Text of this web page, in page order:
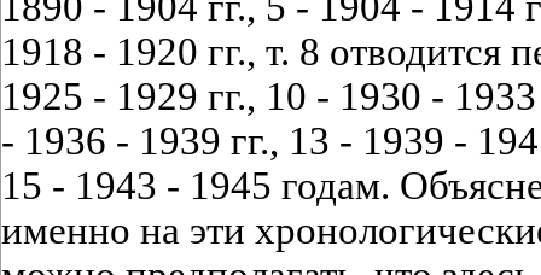
1918 - 1920 гг., т. 8 отводится
1925 - 1929 гг., 10 - 1930 -
- 1936 - 1939 гг., 13 - 1939 -
15 - 1943 - 1945 годам.
именно на эти